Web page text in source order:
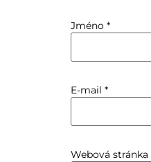
Jméno *
E-mail *
Webová stránka